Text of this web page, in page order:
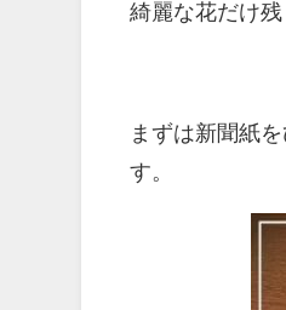
綺麗な花だけ
まずは新聞紙
す。